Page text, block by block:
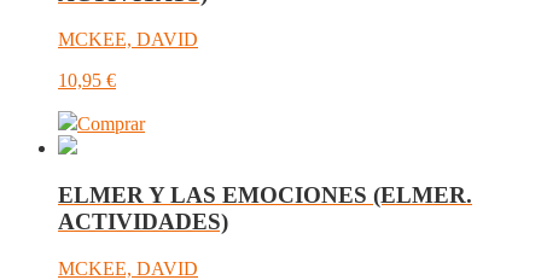
MCKEE, DAVID
10,95 €
Comprar
ELMER Y LAS EMOCIONES (ELMER.
ACTIVIDADES)
MCKEE, DAVID